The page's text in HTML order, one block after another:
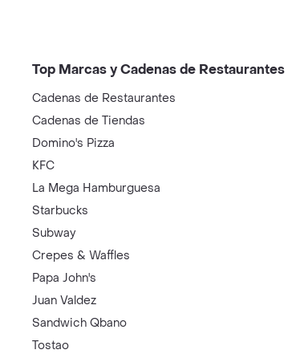
Top Marcas y Cadenas de Restaurantes
Cadenas de Restaurantes
Cadenas de Tiendas
Domino's Pizza
KFC
La Mega Hamburguesa
Starbucks
Subway
Crepes & Waffles
Papa John's
Juan Valdez
Sandwich Qbano
Tostao